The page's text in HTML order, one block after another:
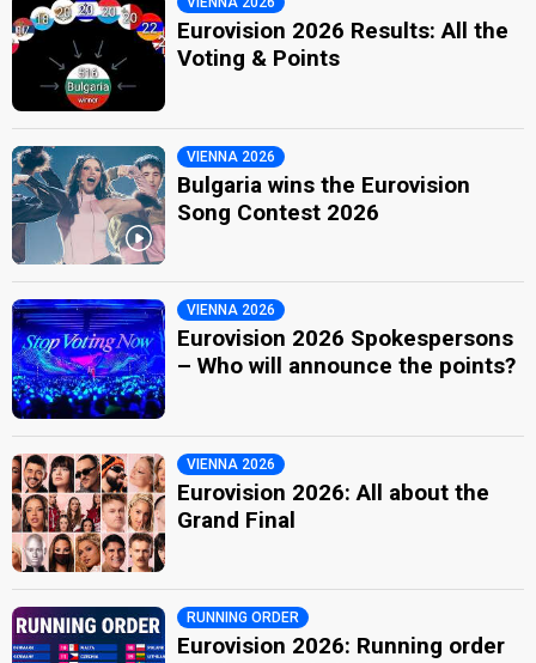
Eurovision 2026 Results: All the
Voting & Points
VIENNA 2026
Bulgaria wins the Eurovision
Song Contest 2026
VIENNA 2026
Eurovision 2026 Spokespersons
– Who will announce the points?
VIENNA 2026
Eurovision 2026: All about the
Grand Final
RUNNING ORDER
Eurovision 2026: Running order